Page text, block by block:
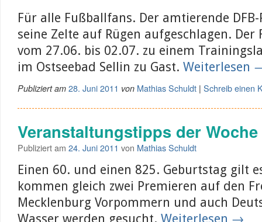
Für alle Fußballfans. Der amtierende
seine Zelte auf Rügen aufgeschlagen. Der
vom 27.06. bis 02.07. zu einem
im Ostseebad Sellin zu Gast. Weiterlesen
Publiziert am 28. Juni 2011 von Mathias Schuldt | Schreib einen
Veranstaltungstipps der Woche
Publiziert am 24. Juni 2011 von Mathias Schuldt
Einen 60. und einen 825. Geburtstag gilt
kommen gleich zwei Premieren auf den
Mecklenburg Vorpommern und auch
Wasser werden gesucht. Weiterlesen →